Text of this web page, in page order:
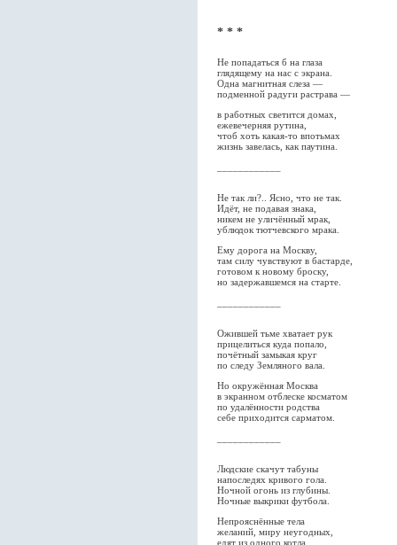
* * *
Не попадаться б на глаза
глядящему на нас с экрана.
Одна магнитная слеза —
подменной радуги растрава —
в работных светится домах,
ежевечерняя рутина,
чтоб хоть какая-то впотьмах
жизнь завелась, как паутина.
Не так ли?.. Ясно, что не так.
Идёт, не подавая знака,
никем не уличённый мрак,
ублюдок тютчевского мрака.
Ему дорога на Москву,
там силу чувствуют в бастарде,
готовом к новому броску,
но задержавшемся на старте.
Ожившей тьме хватает рук
прицелиться куда попало,
почётный замыкая круг
по следу Земляного вала.
Но окружённая Москва
в экранном отблеске косматом
по удалённости родства
себе приходится сарматом.
Людские скачут табуны
напоследях кривого гола.
Ночной огонь из глубины.
Ночные выкрики футбола.
Непрояснённые тела
желаний, миру неугодных,
едят из одного котла